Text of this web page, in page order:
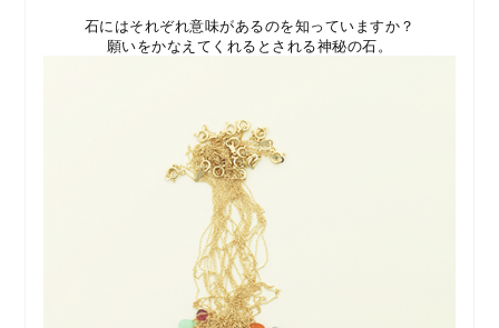
石にはそれぞれ意味があるのを知っていますか？
願いをかなえてくれるとされる神秘の石。